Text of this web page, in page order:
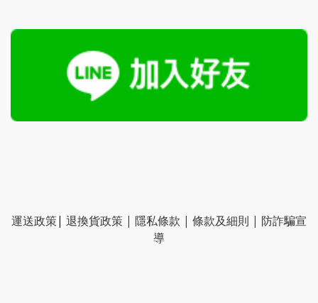
運送政策| 退換貨政策 | 隱私條款 | 條款及細則 | 防詐騙宣
導